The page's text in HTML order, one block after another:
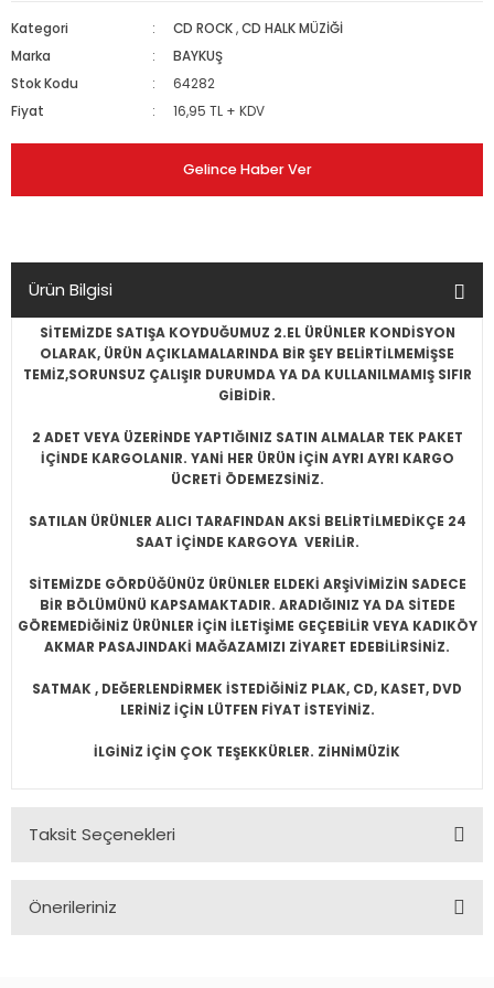
Kategori CD ROCK ,CD HALK MÜZİĞİ
Marka
BAYKUŞ
Stok Kodu
64282
Fiyat
16,95 TL + KDV
Gelince Haber Ver
Ürün Bilgisi
SİTEMİZDE SATIŞA KOYDUĞUMUZ 2.EL ÜRÜNLER KONDİSYON
OLARAK, ÜRÜN AÇIKLAMALARINDA BİR ŞEY BELİRTİLMEMİŞSE
TEMİZ,SORUNSUZ ÇALIŞIR DURUMDA YA DA KULLANILMAMIŞ SIFIR
GİBİDİR.
2 ADET VEYA ÜZERİNDE YAPTIĞINIZ SATIN ALMALAR TEK PAKET
İÇİNDE KARGOLANIR. YANİ HER ÜRÜN İÇİN AYRI AYRI KARGO
ÜCRETİ ÖDEMEZSİNİZ.
SATILAN ÜRÜNLER ALICI TARAFINDAN AKSİ BELİRTİLMEDİKÇE 24
SAAT İÇİNDE KARGOYA VERİLİR.
SİTEMİZDE GÖRDÜĞÜNÜZ ÜRÜNLER ELDEKİ ARŞİVİMİZİN SADECE
BİR BÖLÜMÜNÜ KAPSAMAKTADIR. ARADIĞINIZ YA DA SİTEDE
GÖREMEDİĞİNİZ ÜRÜNLER İÇİN İLETİŞİME GEÇEBİLİR VEYA KADIKÖY
AKMAR PASAJINDAKİ MAĞAZAMIZI ZİYARET EDEBİLİRSİNİZ.
SATMAK , DEĞERLENDİRMEK İSTEDİĞİNİZ PLAK, CD, KASET, DVD
LERİNİZ İÇİN LÜTFEN FİYAT İSTEYİNİZ.
İLGİNİZ İÇİN ÇOK TEŞEKKÜRLER. ZİHNİMÜZİK
Taksit Seçenekleri
Önerileriniz